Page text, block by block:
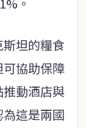
坦的糧食
協助保障
動酒店與
這是兩國